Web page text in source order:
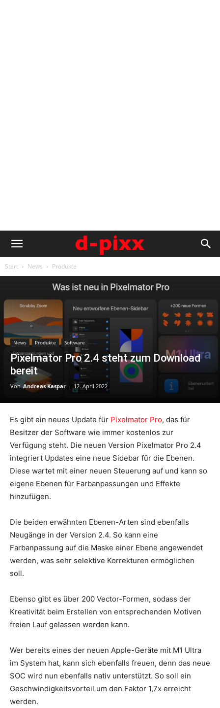
Start News Produkte
News Produkte Software
Pixelmator Pro 2.4 steht zum Download
bereit
Von Andreas Kaspar - 12. April 2022
Es gibt ein neues Update für Pixelmator Pro, das für
Besitzer der Software wie immer kostenlos zur
Verfügung steht. Die neuen Version Pixelmator Pro 2.4
integriert Updates eine neue Sidebar für die Ebenen.
Diese wartet mit einer neuen Steuerung auf und kann so
eigene Ebenen für Farbanpassungen und Effekte
hinzufügen.
Die beiden erwähnten Ebenen-Arten sind ebenfalls
Neugänge in der Version 2.4. So kann eine
Farbanpassung auf die Maske einer Ebene angewendet
werden, was sehr selektive Korrekturen ermöglichen
soll.
Ebenso gibt es über 200 Vector-Formen, sodass der
Kreativität beim Erstellen von entsprechenden Motiven
freien Lauf gelassen werden kann.
Wer bereits eines der neuen Apple-Geräte mit M1 Ultra
im System hat, kann sich ebenfalls freuen, denn das neue
SOC wird nun ebenfalls nativ unterstützt. So soll ein
Geschwindigkeitsvorteil um den Faktor 1,7x erreicht
werden.